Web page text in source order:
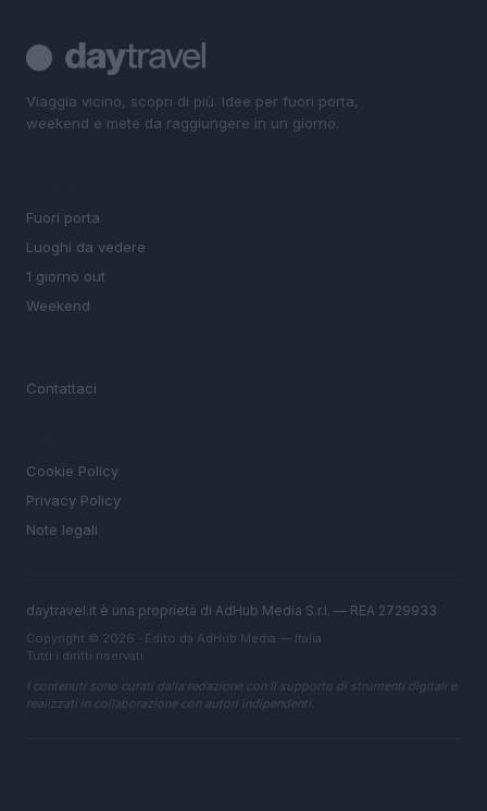
Viaggia vicino, scopri di più. Idee per fuori porta,
weekend e mete da raggiungere in un giorno.
Fuori porta
Luoghi da vedere
1 giorno out
Weekend
Contattaci
Cookie Policy
Privacy Policy
Note legali
daytravel.it è una proprietà di AdHub Media S.r.l. — REA 2729933
Copyright © 2026 · Edito da AdHub Media — Italia
Tutti i diritti riservati
I contenuti sono curati dalla redazione con il supporto di strumenti digitali e
realizzati in collaborazione con autori indipendenti.